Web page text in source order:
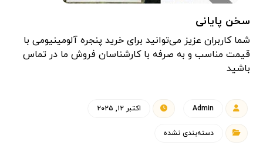
سخن پایانی
شما کاربران عزیز می‌توانید برای خرید پنجره آلومینیومی با
قیمت مناسب و به صرفه با کارشناسان فروش ما در تماس
باشید
Admin اکتبر ۱۲, ۲۰۲۵
دسته‌بندی نشده